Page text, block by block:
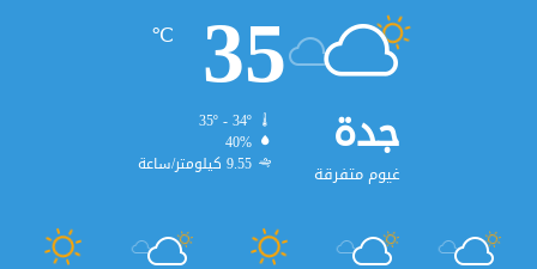
جدة
غيوم متفرقة
35
℃
35º - 34º
40%
9.55 كيلومتر/ساعة